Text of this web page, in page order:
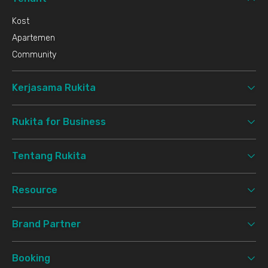
Kost
Apartemen
Community
Kerjasama Rukita
Rukita for Business
Tentang Rukita
Resource
Brand Partner
Booking